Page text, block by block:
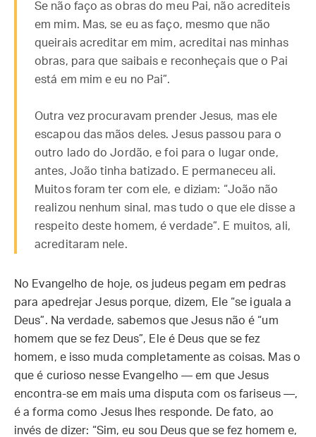
Se não faço as obras do meu Pai, não acrediteis
em mim. Mas, se eu as faço, mesmo que não
queirais acreditar em mim, acreditai nas minhas
obras, para que saibais e reconheçais que o Pai
está em mim e eu no Pai”.
Outra vez procuravam prender Jesus, mas ele
escapou das mãos deles. Jesus passou para o
outro lado do Jordão, e foi para o lugar onde,
antes, João tinha batizado. E permaneceu ali.
Muitos foram ter com ele, e diziam: “João não
realizou nenhum sinal, mas tudo o que ele disse a
respeito deste homem, é verdade”. E muitos, ali,
acreditaram nele.
No Evangelho de hoje, os judeus pegam em pedras
para apedrejar Jesus porque, dizem, Ele “se iguala a
Deus”. Na verdade, sabemos que Jesus não é “um
homem que se fez Deus”, Ele é Deus que se fez
homem, e isso muda completamente as coisas. Mas o
que é curioso nesse Evangelho — em que Jesus
encontra-se em mais uma disputa com os fariseus —,
é a forma como Jesus lhes responde. De fato, ao
invés de dizer: “Sim, eu sou Deus que se fez homem e,